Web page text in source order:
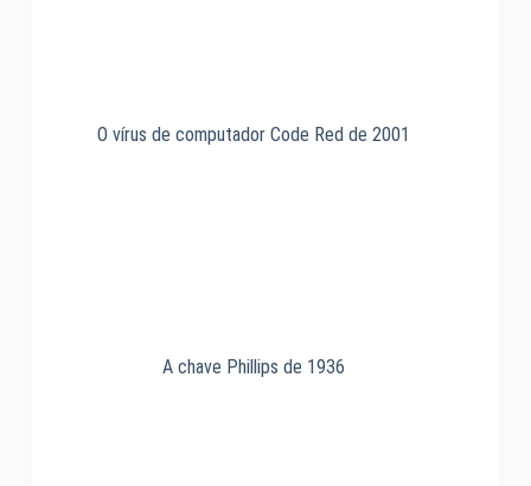
O vírus de computador Code Red de 2001
A chave Phillips de 1936